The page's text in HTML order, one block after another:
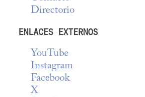
Directorio
ENLACES EXTERNOS
YouTube
Instagram
Facebook
X